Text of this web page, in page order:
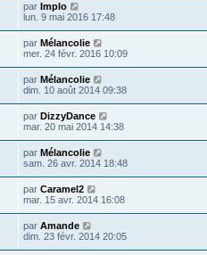
par Implo
lun. 9 mai 2016 17:48
par Mélancolie
mer. 24 févr. 2016 10:09
par Mélancolie
dim. 10 août 2014 09:38
par DizzyDance
mar. 20 mai 2014 14:38
par Mélancolie
sam. 26 avr. 2014 18:48
par Caramel2
mar. 15 avr. 2014 16:08
par Amande
dim. 23 févr. 2014 20:05